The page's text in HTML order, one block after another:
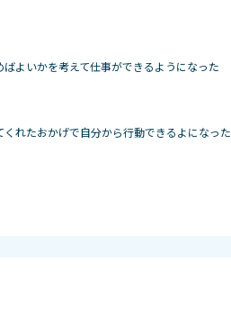
よいかを考えて仕事ができるようになった
れたおかげで自分から行動できるよになった